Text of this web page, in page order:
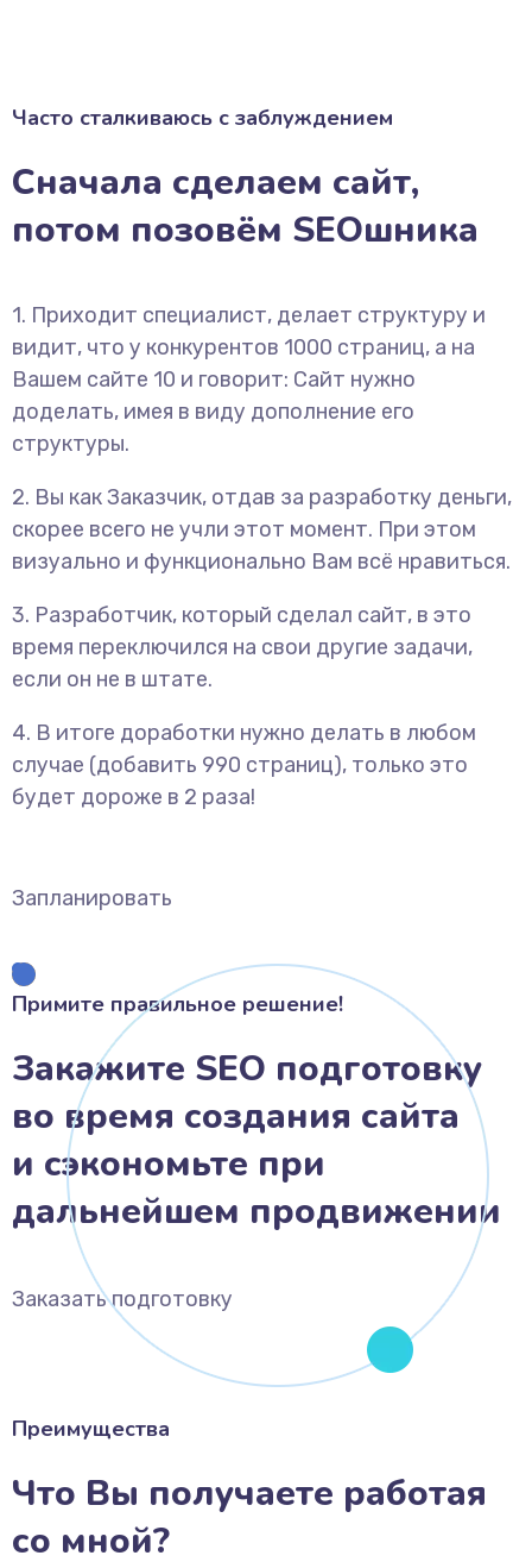
Часто сталкиваюсь с заблуждением
Сначала сделаем сайт,
потом позовём SEOшника
1. Приходит специалист, делает структуру и
видит, что у конкурентов 1000 страниц, а на
Вашем сайте 10 и говорит: Сайт нужно
доделать, имея в виду дополнение его
структуры.
2. Вы как Заказчик, отдав за разработку деньги,
скорее всего не учли этот момент. При этом
визуально и функционально Вам всё нравиться.
3. Разработчик, который сделал сайт, в это
время переключился на свои другие задачи,
если он не в штате.
4. В итоге доработки нужно делать в любом
случае (добавить 990 страниц), только это
будет дороже в 2 раза!
Запланировать
Примите правильное решение!
Закажите SEO подготовку
во время создания сайта
и сэкономьте при
дальнейшем продвижении
Заказать подготовку
Преимущества
Что Вы получаете работая
со мной?